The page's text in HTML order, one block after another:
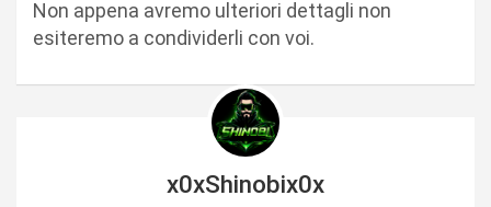
Non appena avremo ulteriori dettagli non
esiteremo a condividerli con voi.
x0xShinobix0x